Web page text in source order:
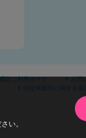
販ご利用ガイド
お問
特定商取引に関する表記
い。